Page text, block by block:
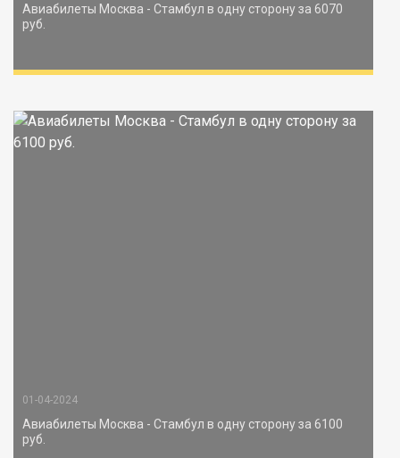
Авиабилеты Москва - Стамбул в одну сторону за 6070
руб.
01-04-2024
Авиабилеты Москва - Стамбул в одну сторону за 6100
руб.